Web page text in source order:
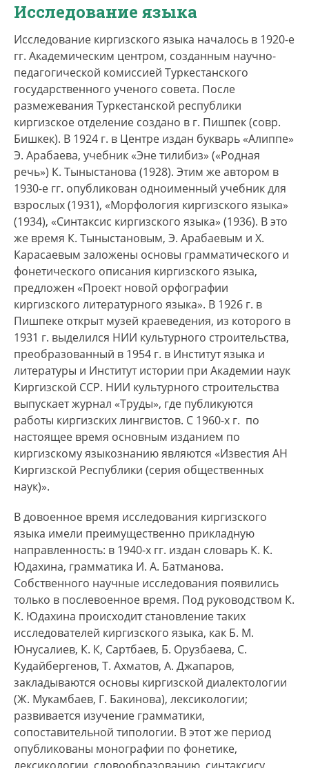
Исследование языка
Исследование киргизского языка началось в 1920-е
гг. Академическим центром, созданным научно-
педагогической комиссией Туркестанского
государственного ученого совета. После
размежевания Туркестанской республики
киргизское отделение создано в г. Пишпек (совр.
Бишкек). В 1924 г. в Центре издан букварь «Алиппе»
Э. Арабаева, учебник «Эне тилибиз» («Родная
речь») К. Тыныстанова (1928). Этим же автором в
1930-е гг. опубликован одноименный учебник для
взрослых (1931), «Морфология киргизского языка»
(1934), «Синтаксис киргизского языка» (1936). В это
же время К. Тыныстановым, Э. Арабаевым и Х.
Карасаевым заложены основы грамматического и
фонетического описания киргизского языка,
предложен «Проект новой орфографии
киргизского литературного языка». В 1926 г. в
Пишпеке открыт музей краеведения, из которого в
1931 г. выделился НИИ культурного строительства,
преобразованный в 1954 г. в Институт языка и
литературы и Институт истории при Академии наук
Киргизской ССР. НИИ культурного строительства
выпускает журнал «Труды», где публикуются
работы киргизских лингвистов. С 1960-х г. по
настоящее время основным изданием по
киргизскому языкознанию являются «Известия АН
Киргизской Республики (серия общественных
наук)».
В довоенное время исследования киргизского
языка имели преимущественно прикладную
направленность: в 1940-х гг. издан словарь К. К.
Юдахина, грамматика И. А. Батманова.
Собственного научные исследования появились
только в послевоенное время. Под руководством К.
К. Юдахина происходит становление таких
исследователей киргизского языка, как Б. М.
Юнусалиев, К. К, Сартбаев, Б. Орузбаева, С.
Кудайбергенов, Т. Ахматов, А. Джапаров,
закладываются основы киргизской диалектологии
(Ж. Мукамбаев, Г. Бакинова), лексикологии;
развивается изучение грамматики,
сопоставительной типологии. В этот же период
опубликованы монографии по фонетике,